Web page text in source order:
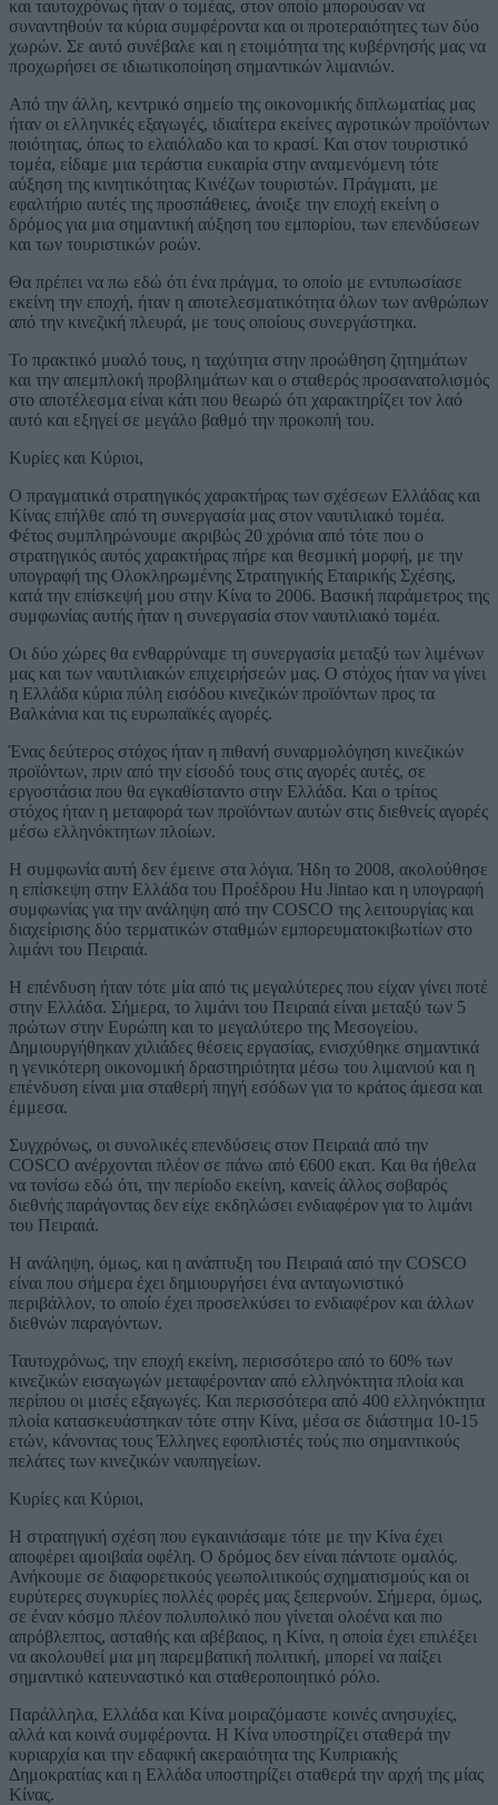
και ταυτοχρόνως ήταν ο τομέας, στον οποίο μπορούσαν να
συναντηθούν τα κύρια συμφέροντα και οι προτεραιότητες των δύο
χωρών. Σε αυτό συνέβαλε και η ετοιμότητα της κυβέρνησής μας να
προχωρήσει σε ιδιωτικοποίηση σημαντικών λιμανιών.
Από την άλλη, κεντρικό σημείο της οικονομικής διπλωματίας μας
ήταν οι ελληνικές εξαγωγές, ιδιαίτερα εκείνες αγροτικών προϊόντων
ποιότητας, όπως το ελαιόλαδο και το κρασί. Και στον τουριστικό
τομέα, είδαμε μια τεράστια ευκαιρία στην αναμενόμενη τότε
αύξηση της κινητικότητας Κινέζων τουριστών. Πράγματι, με
εφαλτήριο αυτές της προσπάθειες, άνοιξε την εποχή εκείνη o
δρόμος για μια σημαντική αύξηση του εμπορίου, των επενδύσεων
και των τουριστικών ροών.
Θα πρέπει να πω εδώ ότι ένα πράγμα, το οποίο με εντυπωσίασε
εκείνη την εποχή, ήταν η αποτελεσματικότητα όλων των ανθρώπων
από την κινεζική πλευρά, με τους οποίους συνεργάστηκα.
Το πρακτικό μυαλό τους, η ταχύτητα στην προώθηση ζητημάτων
και την απεμπλοκή προβλημάτων και ο σταθερός προσανατολισμός
στο αποτέλεσμα είναι κάτι που θεωρώ ότι χαρακτηρίζει τον λαό
αυτό και εξηγεί σε μεγάλο βαθμό την προκοπή του.
Κυρίες και Κύριοι,
Ο πραγματικά στρατηγικός χαρακτήρας των σχέσεων Ελλάδας και
Κίνας επήλθε από τη συνεργασία μας στον ναυτιλιακό τομέα.
Φέτος συμπληρώνουμε ακριβώς 20 χρόνια από τότε που ο
στρατηγικός αυτός χαρακτήρας πήρε και θεσμική μορφή, με την
υπογραφή της Ολοκληρωμένης Στρατηγικής Εταιρικής Σχέσης,
κατά την επίσκεψή μου στην Κίνα το 2006. Βασική παράμετρος της
συμφωνίας αυτής ήταν η συνεργασία στον ναυτιλιακό τομέα.
Οι δύο χώρες θα ενθαρρύναμε τη συνεργασία μεταξύ των λιμένων
μας και των ναυτιλιακών επιχειρήσεών μας. Ο στόχος ήταν να γίνει
η Ελλάδα κύρια πύλη εισόδου κινεζικών προϊόντων προς τα
Βαλκάνια και τις ευρωπαϊκές αγορές.
Ένας δεύτερος στόχος ήταν η πιθανή συναρμολόγηση κινεζικών
προϊόντων, πριν από την είσοδό τους στις αγορές αυτές, σε
εργοστάσια που θα εγκαθίσταντο στην Ελλάδα. Και ο τρίτος
στόχος ήταν η μεταφορά των προϊόντων αυτών στις διεθνείς αγορές
μέσω ελληνόκτητων πλοίων.
Η συμφωνία αυτή δεν έμεινε στα λόγια. Ήδη το 2008, ακολούθησε
η επίσκεψη στην Ελλάδα του Προέδρου Hu Jintao και η υπογραφή
συμφωνίας για την ανάληψη από την COSCO της λειτουργίας και
διαχείρισης δύο τερματικών σταθμών εμπορευματοκιβωτίων στο
λιμάνι του Πειραιά.
Η επένδυση ήταν τότε μία από τις μεγαλύτερες που είχαν γίνει ποτέ
στην Ελλάδα. Σήμερα, το λιμάνι του Πειραιά είναι μεταξύ των 5
πρώτων στην Ευρώπη και το μεγαλύτερο της Μεσογείου.
Δημιουργήθηκαν χιλιάδες θέσεις εργασίας, ενισχύθηκε σημαντικά
η γενικότερη οικονομική δραστηριότητα μέσω του λιμανιού και η
επένδυση είναι μια σταθερή πηγή εσόδων για το κράτος άμεσα και
έμμεσα.
Συγχρόνως, οι συνολικές επενδύσεις στον Πειραιά από την
COSCO ανέρχονται πλέον σε πάνω από €600 εκατ. Και θα ήθελα
να τονίσω εδώ ότι, την περίοδο εκείνη, κανείς άλλος σοβαρός
διεθνής παράγοντας δεν είχε εκδηλώσει ενδιαφέρον για το λιμάνι
του Πειραιά.
Η ανάληψη, όμως, και η ανάπτυξη του Πειραιά από την COSCO
είναι που σήμερα έχει δημιουργήσει ένα ανταγωνιστικό
περιβάλλον, το οποίο έχει προσελκύσει το ενδιαφέρον και άλλων
διεθνών παραγόντων.
Ταυτοχρόνως, την εποχή εκείνη, περισσότερο από το 60% των
κινεζικών εισαγωγών μεταφέρονταν από ελληνόκτητα πλοία και
περίπου οι μισές εξαγωγές. Και περισσότερα από 400 ελληνόκτητα
πλοία κατασκευάστηκαν τότε στην Κίνα, μέσα σε διάστημα 10-15
ετών, κάνοντας τους Έλληνες εφοπλιστές τούς πιο σημαντικούς
πελάτες των κινεζικών ναυπηγείων.
Κυρίες και Κύριοι,
Η στρατηγική σχέση που εγκαινιάσαμε τότε με την Κίνα έχει
αποφέρει αμοιβαία οφέλη. Ο δρόμος δεν είναι πάντοτε ομαλός.
Ανήκουμε σε διαφορετικούς γεωπολιτικούς σχηματισμούς και οι
ευρύτερες συγκυρίες πολλές φορές μας ξεπερνούν. Σήμερα, όμως,
σε έναν κόσμο πλέον πολυπολικό που γίνεται ολοένα και πιο
απρόβλεπτος, ασταθής και αβέβαιος, η Κίνα, η οποία έχει επιλέξει
να ακολουθεί μια μη παρεμβατική πολιτική, μπορεί να παίξει
σημαντικό κατευναστικό και σταθεροποιητικό ρόλο.
Παράλληλα, Ελλάδα και Κίνα μοιραζόμαστε κοινές ανησυχίες,
αλλά και κοινά συμφέροντα. Η Κίνα υποστηρίζει σταθερά την
κυριαρχία και την εδαφική ακεραιότητα της Κυπριακής
Δημοκρατίας και η Ελλάδα υποστηρίζει σταθερά την αρχή της μίας
Κίνας.